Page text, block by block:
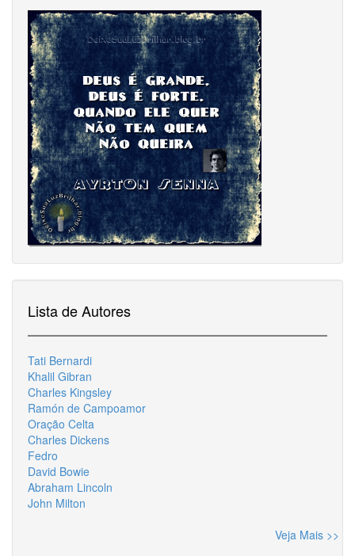
Lista de Autores
Tati Bernardi
Khalil Gibran
Charles Kingsley
Ramón de Campoamor
Oração Celta
Charles Dickens
Fedro
David Bowie
Abraham Lincoln
John Milton
Veja Mais >>